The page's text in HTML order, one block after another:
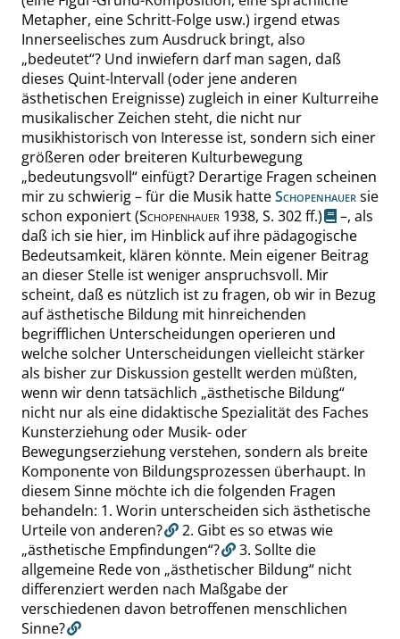
Metapher, eine Schritt-Folge usw.) irgend etwas
Innerseelisches zum Ausdruck bringt, also
„bedeutet“? Und inwiefern darf man sagen, daß
dieses Quint-lntervall (oder jene anderen
ästhetischen Ereignisse) zugleich in einer Kulturreihe
musikalischer Zeichen steht, die nicht nur
musikhistorisch von Interesse ist, sondern sich einer
größeren oder breiteren Kulturbewegung
„bedeutungsvoll“ einfügt? Derartige Fragen scheinen
mir zu schwierig – für die Musik hatteSchopenhauersie
schon exponiert(Schopenhauer 1938, S. 302 ff.)
–, als
daß ich sie hier, im Hinblick auf ihre pädagogische
Bedeutsamkeit, klären könnte. Mein eigener Beitrag
an dieser Stelle ist weniger anspruchsvoll. Mir
scheint, daß es nützlich ist zu fragen, ob wir in Bezug
auf ästhetische Bildung mit hinreichenden
begrifflichen Unterscheidungen operieren und
welche solcher Unterscheidungen vielleicht stärker
als bisher zur Diskussion gestellt werden müßten,
wenn wir denn tatsächlich „ästhetische Bildung“
nicht nur als eine didaktische Spezialität des Faches
Kunsterziehung oder Musik- oder
Bewegungserziehungverstehen, sondern als breite
Komponente von Bildungsprozessen überhaupt. In
diesem Sinne möchte ich die folgenden Fragen
behandeln: 1. Worin unterscheiden sich ästhetische
Urteile von anderen?
2. Gibt es so etwas wie
„ästhetische Empfindungen“? 3. Sollte die
allgemeine Rede von „ästhetischer Bildung“ nicht
differenziert werden nach Maßgabe der
verschiedenen davon betroffenen menschlichen
Sinne?